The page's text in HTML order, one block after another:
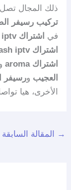
ذلك المجال تصل إلى 15 عاما وأكثر،
تركيب رسيفر
في اشتراك iptv تجريبي
اشتراك flash iptv
اشتراك aroma
العجيب ورسيفر
الأخرى، هيا
→ المقالة السابقة